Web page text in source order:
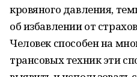
кровяного давления,
об избавлении от
Человек способен на
трансовых техник эти